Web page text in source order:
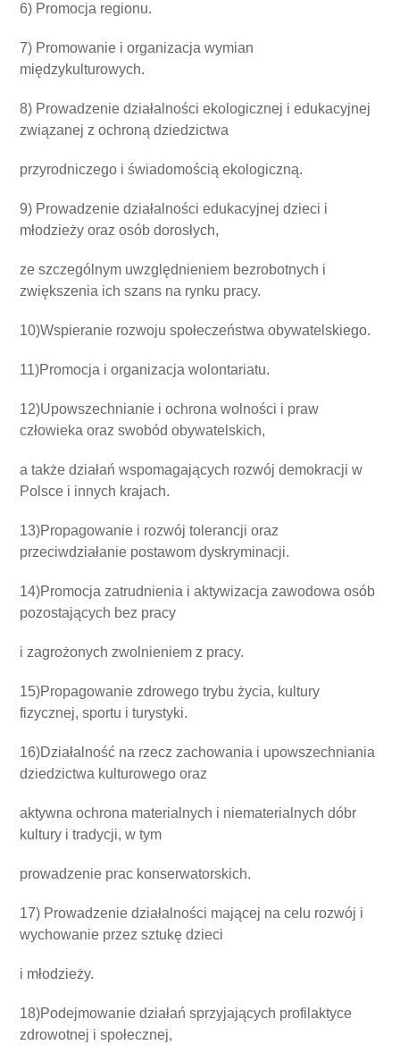
6) Promocja regionu.
7) Promowanie i organizacja wymian
międzykulturowych.
8) Prowadzenie działalności ekologicznej i edukacyjnej
związanej z ochroną dziedzictwa
przyrodniczego i świadomością ekologiczną.
9) Prowadzenie działalności edukacyjnej dzieci i
młodzieży oraz osób dorosłych,
ze szczególnym uwzględnieniem bezrobotnych i
zwiększenia ich szans na rynku pracy.
10)Wspieranie rozwoju społeczeństwa obywatelskiego.
11)Promocja i organizacja wolontariatu.
12)Upowszechnianie i ochrona wolności i praw
człowieka oraz swobód obywatelskich,
a także działań wspomagających rozwój demokracji w
Polsce i innych krajach.
13)Propagowanie i rozwój tolerancji oraz
przeciwdziałanie postawom dyskryminacji.
14)Promocja zatrudnienia i aktywizacja zawodowa osób
pozostających bez pracy
i zagrożonych zwolnieniem z pracy.
15)Propagowanie zdrowego trybu życia, kultury
fizycznej, sportu i turystyki.
16)Działalność na rzecz zachowania i upowszechniania
dziedzictwa kulturowego oraz
aktywna ochrona materialnych i niematerialnych dóbr
kultury i tradycji, w tym
prowadzenie prac konserwatorskich.
17) Prowadzenie działalności mającej na celu rozwój i
wychowanie przez sztukę dzieci
i młodzieży.
18)Podejmowanie działań sprzyjających profilaktyce
zdrowotnej i społecznej,